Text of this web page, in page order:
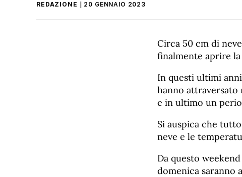
REDAZIONE 20 GENNAIO 2023
Circa 50 cm di
finalmente aprire
In questi ultimi
hanno
e in ultimo un
Si auspica che
neve e le
Da questo
domenica saranno